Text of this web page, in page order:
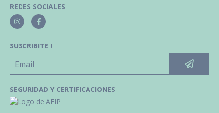
REDES SOCIALES
SUSCRIBITE !
SEGURIDAD Y CERTIFICACIONES